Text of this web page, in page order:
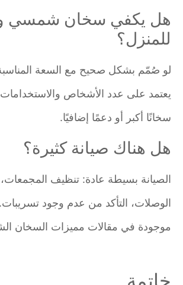
هل يكفي سخان شمسي
للمنزل؟
لو صُمّم بشكل صحيح مع السعة المناسبة،
يعتمد على عدد الأشخاص والاستخدامات،
سخانًا أكبر أو دعمًا إضافيًا.
هل هناك صيانة كثيرة؟
الصيانة بسيطة عادة: تنظيف المجمعات،
الوصلات، التأكد من عدم وجود تسريبات.
موجودة في مقالات مميزات السخان